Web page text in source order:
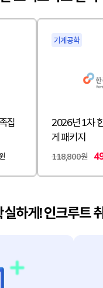
집
기계공학
2026년 1차
게 패키지
118,800원
하게! 인크루트